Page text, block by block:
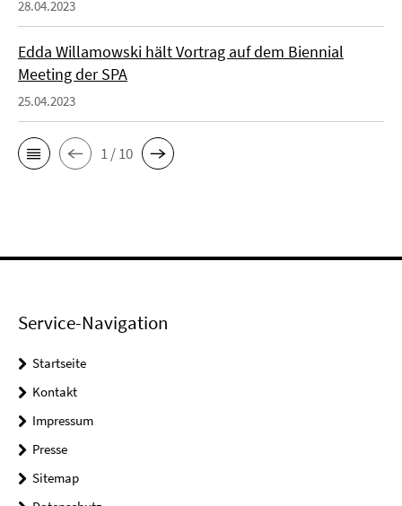
28.04.2023
Edda Willamowski hält Vortrag auf dem Biennial
Meeting der SPA
25.04.2023
1 / 10
Service-Navigation
Startseite
Kontakt
Impressum
Presse
Sitemap